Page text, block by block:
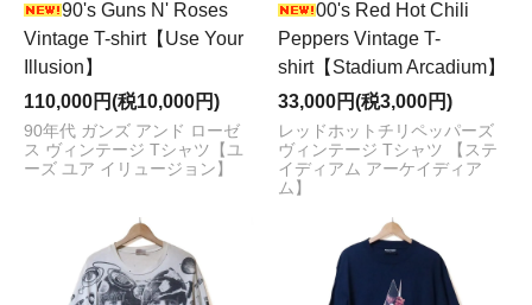
90's Guns N' Roses
Vintage T-shirt【Use Your
Illusion】
110,000円(税10,000円)
90年代 ガンズ アンド ローゼ
ス ヴィンテージ Tシャツ【ユ
ーズ ユア イリュージョン】
00's Red Hot Chili
Peppers Vintage T-
shirt【Stadium Arcadium】
33,000円(税3,000円)
レッドホットチリペッパーズ
ヴィンテージ Tシャツ 【ステ
イディアム アーケイディア
ム】